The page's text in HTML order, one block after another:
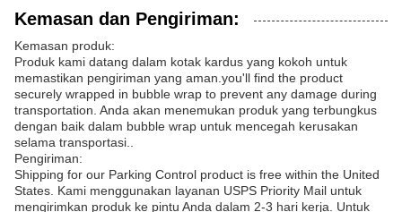
Kemasan dan Pengiriman:
Kemasan produk:
Produk kami datang dalam kotak kardus yang kokoh untuk
memastikan pengiriman yang aman.you'll find the product
securely wrapped in bubble wrap to prevent any damage during
transportation. Anda akan menemukan produk yang terbungkus
dengan baik dalam bubble wrap untuk mencegah kerusakan
selama transportasi..
Pengiriman:
Shipping for our Parking Control product is free within the United
States. Kami menggunakan layanan USPS Priority Mail untuk
mengirimkan produk ke pintu Anda dalam 2-3 hari kerja. Untuk